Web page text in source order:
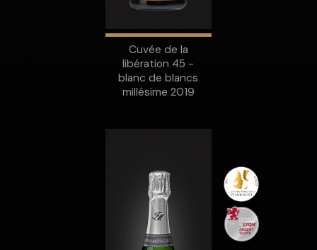
Cuvée de la
libération 45 -
blanc de blancs
millésime 2019